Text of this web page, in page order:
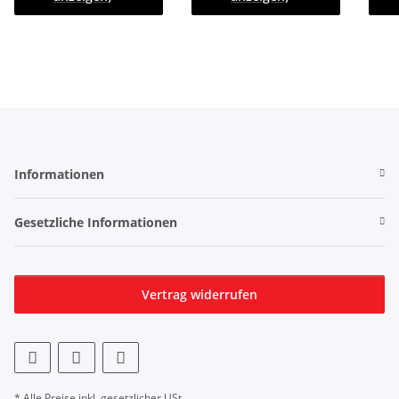
Informationen
Gesetzliche Informationen
Vertrag widerrufen